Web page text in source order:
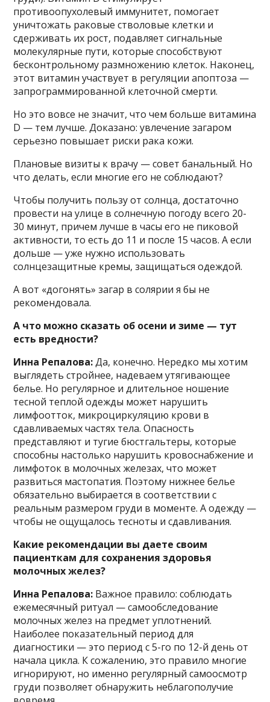
противоопухолевый иммунитет, помогает
уничтожать раковые стволовые клетки и
сдерживать их рост, подавляет сигнальные
молекулярные пути, которые способствуют
бесконтрольному размножению клеток. Наконец,
этот витамин участвует в регуляции апоптоза —
запрограммированной клеточной смерти.
Но это вовсе не значит, что чем больше витамина
D — тем лучше. Доказано: увлечение загаром
серьезно повышает риски рака кожи.
Плановые визиты к врачу — совет банальный. Но
что делать, если многие его не соблюдают?
Чтобы получить пользу от солнца, достаточно
провести на улице в солнечную погоду всего 20-
30 минут, причем лучше в часы его не пиковой
активности, то есть до 11 и после 15 часов. А если
дольше — уже нужно использовать
солнцезащитные кремы, защищаться одеждой.
А вот «догонять» загар в солярии я бы не
рекомендовала.
А что можно сказать об осени и зиме — тут
есть вредности?
Инна Репалова:Да, конечно. Нередко мы хотим
выглядеть стройнее, надеваем утягивающее
белье. Но регулярное и длительное ношение
тесной теплой одежды может нарушить
лимфоотток, микроциркуляцию крови в
сдавливаемых частях тела. Опасность
представляют и тугие бюстгальтеры, которые
способны настолько нарушить кровоснабжение и
лимфоток в молочных железах, что может
развиться мастопатия. Поэтому нижнее белье
обязательно выбирается в соответствии с
реальным размером груди в моменте. А одежду —
чтобы не ощущалось тесноты и сдавливания.
Какие рекомендации вы даете своим
пациенткам для сохранения здоровья
молочных желез?
Инна Репалова: Важное правило: соблюдать
ежемесячный ритуал — самообследование
молочных желез на предмет уплотнений.
Наиболее показательный период для
диагностики — это период с 5-го по 12-й день от
начала цикла. К сожалению, это правило многие
игнорируют, но именно регулярный самоосмотр
груди позволяет обнаружить неблагополучие